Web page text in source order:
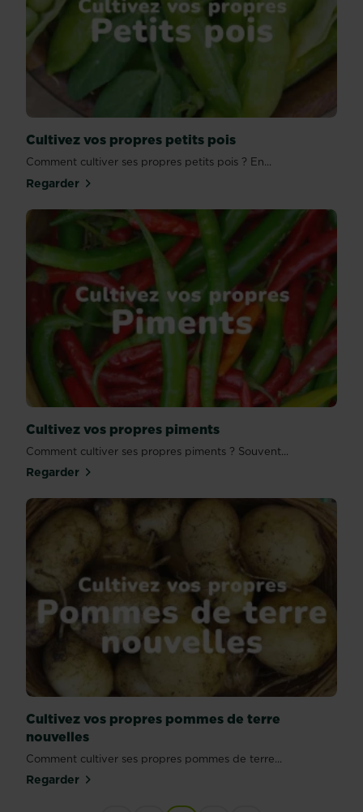
Cultivez vos propres petits pois
Comment cultiver ses propres petits pois ? En...
Regarder
Cultivez vos propres piments
Comment cultiver ses propres piments ? Souvent...
Regarder
Cultivez vos propres pommes de terre
nouvelles
Comment cultiver ses propres pommes de terre...
Regarder